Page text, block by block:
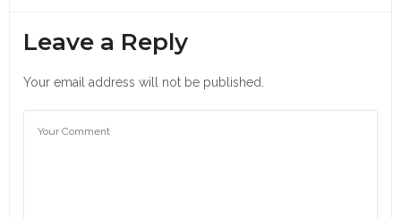
Leave a Reply
Your email address will not be published.